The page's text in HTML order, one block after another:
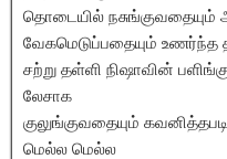
தொடையில்
வேகமெடுப்பதையும்
சற்று தள்ளி நிஷாவின்
லேசாக
குலுங்குவதையும்
மெல்ல மெல்ல